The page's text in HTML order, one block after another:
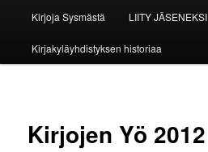
Kirjoja Sysmästä LIITY JÄSENEKSI
Kirjakyläyhdistyksen historiaa
Kirjojen Yö 2012